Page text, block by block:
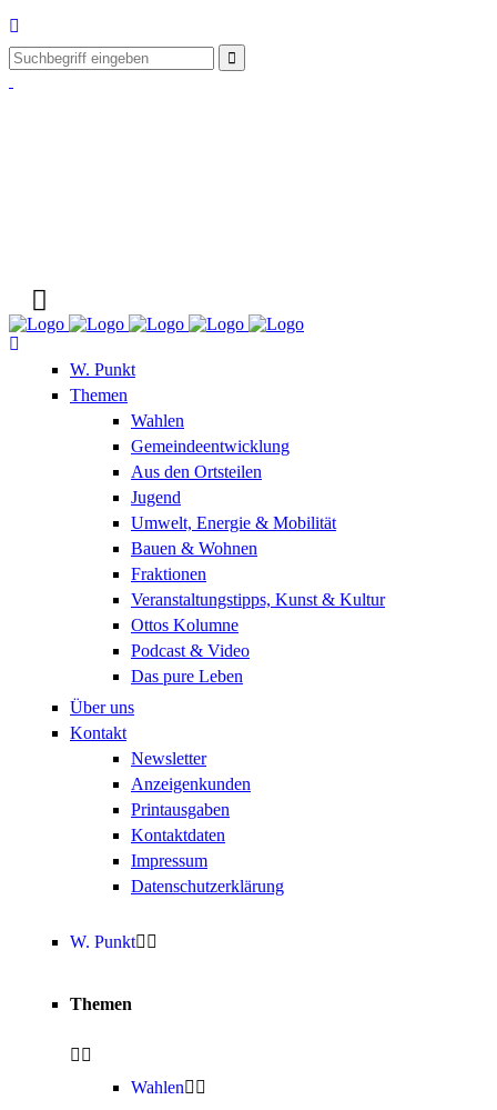
W. Punkt
Themen
Wahlen
Gemeindeentwicklung
Aus den Ortsteilen
Jugend
Umwelt, Energie & Mobilität
Bauen & Wohnen
Fraktionen
Veranstaltungstipps, Kunst & Kultur
Ottos Kolumne
Podcast & Video
Das pure Leben
Über uns
Kontakt
Newsletter
Anzeigenkunden
Printausgaben
Kontaktdaten
Impressum
Datenschutzerklärung
W. Punkt
Themen
Wahlen